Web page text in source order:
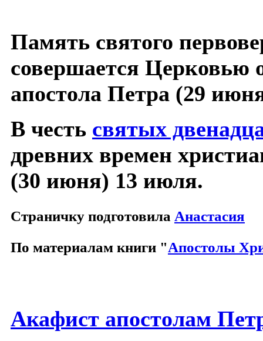
Память святого
совершается Церковью
апостола Петра (29
В честь святых
древних времен
(30 июня) 13 июля.
Страничку подготовила Анастасия
По материалам книги "Апостолы
Акафист апостолам